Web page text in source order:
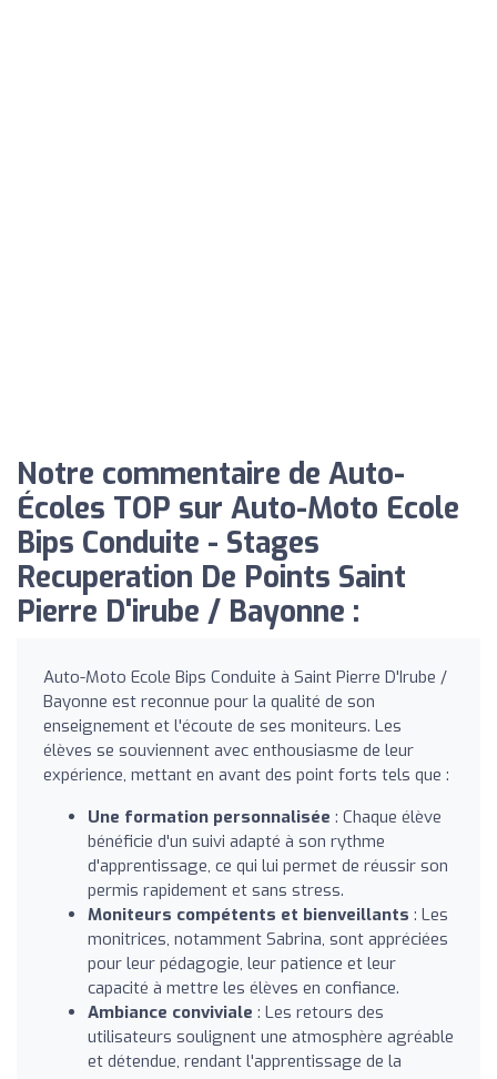
Notre commentaire de Auto-
Écoles TOP sur Auto-Moto Ecole
Bips Conduite - Stages
Recuperation De Points Saint
Pierre D'irube / Bayonne :
Auto-Moto Ecole Bips Conduite à Saint Pierre D'Irube /
Bayonne est reconnue pour la qualité de son
enseignement et l'écoute de ses moniteurs. Les
élèves se souviennent avec enthousiasme de leur
expérience, mettant en avant des point forts tels que :
Une formation personnalisée : Chaque élève
bénéficie d'un suivi adapté à son rythme
d'apprentissage, ce qui lui permet de réussir son
permis rapidement et sans stress.
Moniteurs compétents et bienveillants : Les
monitrices, notamment Sabrina, sont appréciées
pour leur pédagogie, leur patience et leur
capacité à mettre les élèves en confiance.
Ambiance conviviale : Les retours des
utilisateurs soulignent une atmosphère agréable
et détendue, rendant l'apprentissage de la